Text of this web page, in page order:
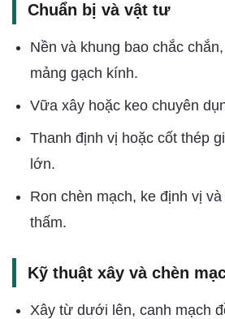
Chuẩn bị và vật tư
Nền và khung bao chắc
mảng gạch kính.
Vữa xây hoặc keo chuyên
Thanh định vị hoặc cốt thép
lớn.
Ron chèn mạch, ke định vị
thấm.
Kỹ thuật xây và chèn
Xây từ dưới lên, canh mạch